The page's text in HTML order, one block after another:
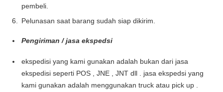
pembeli.
Pelunasan saat barang sudah siap dikirim.
Pengiriman / jasa ekspedsi
ekspedisi yang kami gunakan adalah bukan dari jasa
ekspedisi seperti POS , JNE , JNT dll . jasa ekspedsi yang
kami gunakan adalah menggunakan truck atau pick up .